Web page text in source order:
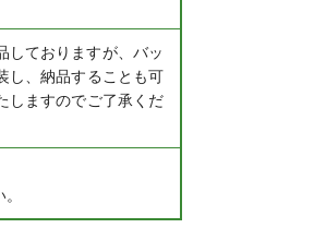
しておりますが、バッ
し、納品することも可
しますのでご了承くだ